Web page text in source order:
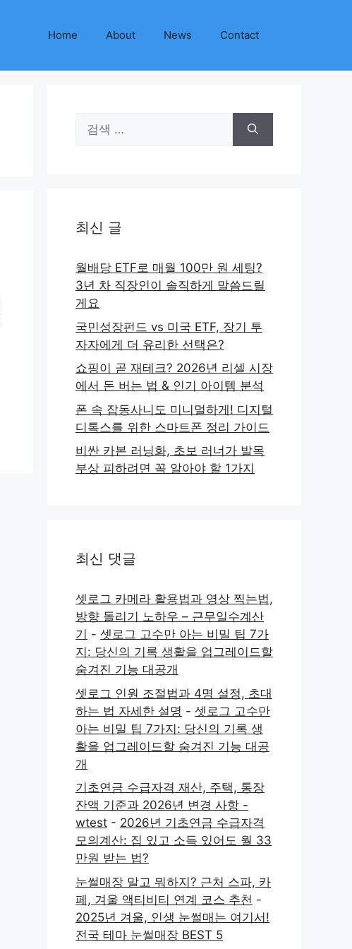
Home About News Contact
색:
최신 글
월배당 ETF로 매월 100만 원 세팅?
3년 차 직장인이 솔직하게 말씀드릴
게요
국민성장펀드 vs 미국 ETF, 장기 투
자자에게 더 유리한 선택은?
쇼핑이 곧 재테크? 2026년 리셀 시장
에서 돈 버는 법 & 인기 아이템 분석
폰 속 잡동사니도 미니멀하게! 디지털
디톡스를 위한 스마트폰 정리 가이드
비싼 카본 러닝화, 초보 러너가 발목
부상 피하려면 꼭 알아야 할 1가지
최신 댓글
셋로그 카메라 활용법과 영상 찍는법,
방향 돌리기 노하우 – 근무일수계산
기 - 셋로그 고수만 아는 비밀 팁 7가
지: 당신의 기록 생활을 업그레이드할
숨겨진 기능 대공개
셋로그 인원 조절법과 4명 설정, 초대
하는 법 자세한 설명 - 셋로그 고수만
아는 비밀 팁 7가지: 당신의 기록 생
활을 업그레이드할 숨겨진 기능 대공
개
기초연금 수급자격 재산, 주택, 통장
잔액 기준과 2026년 변경 사항 -
wtest - 2026년 기초연금 수급자격
모의계산: 집 있고 소득 있어도 월 33
만원 받는 법?
눈썰매장 말고 뭐하지? 근처 스파, 카
페, 겨울 액티비티 연계 코스 추천 -
2025년 겨울, 인생 눈썰매는 여기서!
전국 테마 눈썰매장 BEST 5